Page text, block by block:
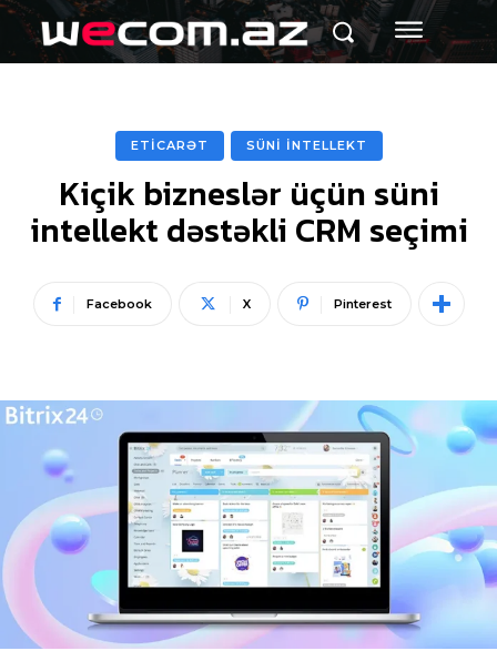
ETİCARƏT SÜNİ İNTELLEKT
Kiçik bizneslər üçün süni
intellekt dəstəkli CRM seçimi
Facebook X Pinterest